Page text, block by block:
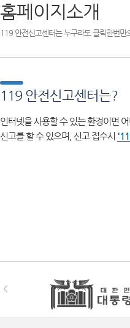
홈페이지소개
119 안전신고센터는 누구라도 클릭한번만
119 안전신고센터는?
인터넷을 사용할 수 있는 환경이면
신고를 할 수 있으며, 신고 접수시